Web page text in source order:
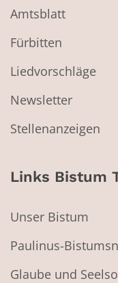
Amtsblatt
Fürbitten
Liedvorschläge
Newsletter
Stellenanzeigen
Links Bistum
Unser Bistum
Paulinus-
Glaube und